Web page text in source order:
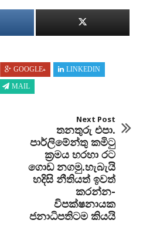
GOOGLE+ LINKEDIN
MAIL
Next Post
තනතුරු එපා.
පාර්ලිමේන්තු කමිටු
ක්‍රමය හරහා රට
ගොඩ නගමු.හැබැයි
හදිසි නීතියත් ඉවත්
කරන්න-
විපක්ෂනායක
ජනාධිපතිටම කියයි